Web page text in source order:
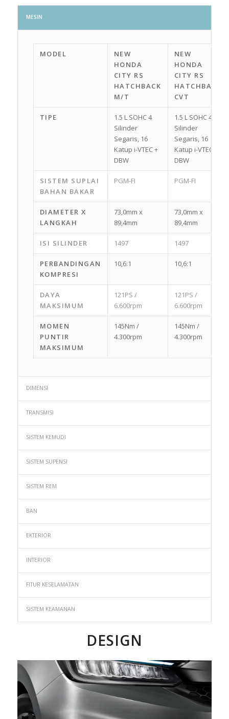
MESIN
MODEL
NEW
HONDA
CITY RS
HATCHBACK
M/T
NEW
HONDA
CITY RS
HATCHBACK
CVT
TIPE
1.5 L SOHC 4
Silinder
Segaris, 16
Katup i-VTEC +
DBW
1.5 L SOHC 4
Silinder
Segaris, 16
Katup i-VTEC +
DBW
SISTEM SUPLAI
BAHAN BAKAR
PGM-FI PGM-FI
DIAMETER X
LANGKAH
73,0mm x
89,4mm
73,0mm x
89,4mm
ISI SILINDER 1497 1497
PERBANDINGAN
KOMPRESI
10,6:1 10,6:1
DAYA
MAKSIMUM
121PS /
6.600rpm
121PS /
6.600rpm
MOMEN
PUNTIR
MAKSIMUM
145Nm /
4.300rpm
145Nm /
4.300rpm
DIMENSI
TRANSMISI
SISTEM KEMUDI
SISTEM SUPENSI
SISTEM REM
BAN
EKTERIOR
INTERIOR
FITUR KESELAMATAN
SISTEM KEAMANAN
DESIGN